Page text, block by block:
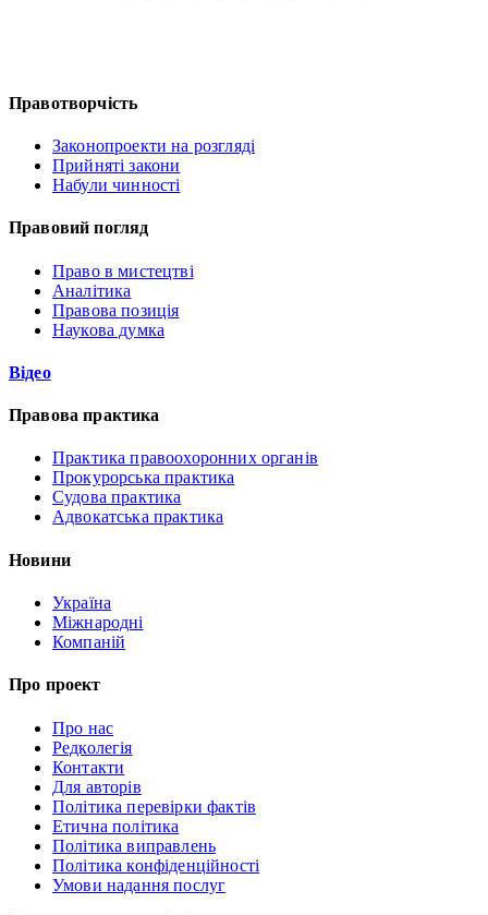
Правотворчість
Законопроекти на розгляді
Прийняті закони
Набули чинності
Правовий погляд
Право в мистецтві
Аналітика
Правова позиція
Наукова думка
Відео
Правова практика
Практика правоохоронних органів
Прокурорська практика
Судова практика
Адвокатська практика
Новини
Україна
Міжнародні
Компаній
Про проект
Про нас
Редколегія
Контакти
Для авторів
Політика перевірки фактів
Етична політика
Політика виправлень
Політика конфіденційності
Умови надання послуг